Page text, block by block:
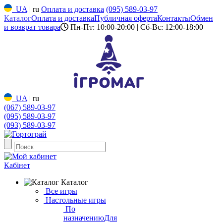
UA | ru Оплата и доставка (095) 589-03-97
КаталогОплата и доставкаПубличная офертаКонтактыОбмен
и возврат товара
Пн-Пт: 10:00-20:00 | Сб-Вс: 12:00-18:00
UA | ru
(067) 589-03-97
(095) 589-03-97
(093) 589-03-97
Кабінет
Каталог
Все игры
Настольные игры
По
назначениюДля